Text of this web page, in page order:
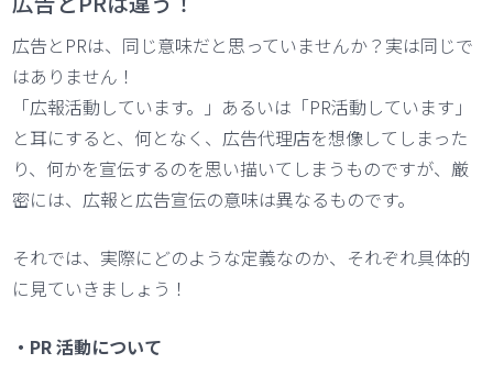
広告とPRは、同じ意味だと思っていませんか？実は同じで
はありません！
「広報活動しています。」あるいは「PR活動しています」
と耳にすると、何となく、広告代理店を想像してしまった
り、何かを宣伝するのを思い描いてしまうものですが、厳
密には、広報と広告宣伝の意味は異なるものです。
それでは、実際にどのような定義なのか、それぞれ具体的
に見ていきましょう！
・PR 活動について